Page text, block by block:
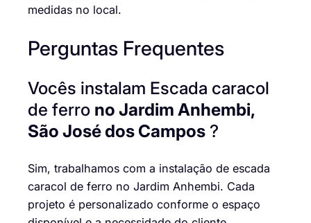
medidas no local.
Perguntas Frequentes
Vocês instalam Escada caracol
de ferro no Jardim Anhembi,
São José dos Campos ?
Sim, trabalhamos com a instalação de escada
caracol de ferro no Jardim Anhembi. Cada
projeto é personalizado conforme o espaço